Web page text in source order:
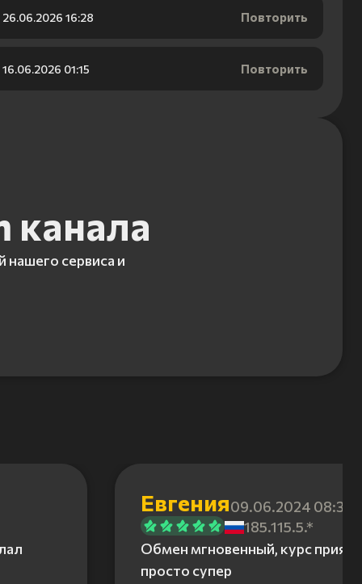
26.06.2026 16:28 Повторить
16.06.2026 01:15 Повторить
канала
сервиса и
Евгения09.06.2024 08:31
185.115.5.*
Обмен мгновенный, курс
просто супер